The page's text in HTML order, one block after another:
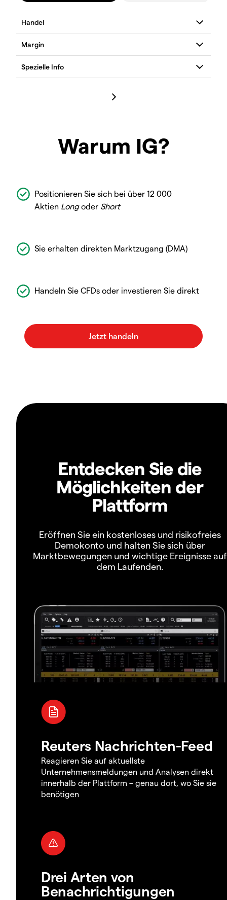
Warum IG?
Positionieren Sie sich bei über 12 000
Aktien Longoder Short
Sie erhalten direkten Marktzugang (DMA)
Handeln Sie CFDs oder investieren Sie direkt
Entdecken Sie die
Möglichkeiten der
Plattform
Eröffnen Sie ein kostenloses und risikofreies
Demokonto und halten Sie sich über
Marktbewegungen und wichtige Ereignisse auf
dem Laufenden.
Reuters Nachrichten-Feed
Reagieren Sie auf aktuellste
Unternehmensmeldungen und Analysen direkt
innerhalb der Plattform – genau dort, wo Sie sie
benötigen
Drei Arten von
Benachrichtigungen